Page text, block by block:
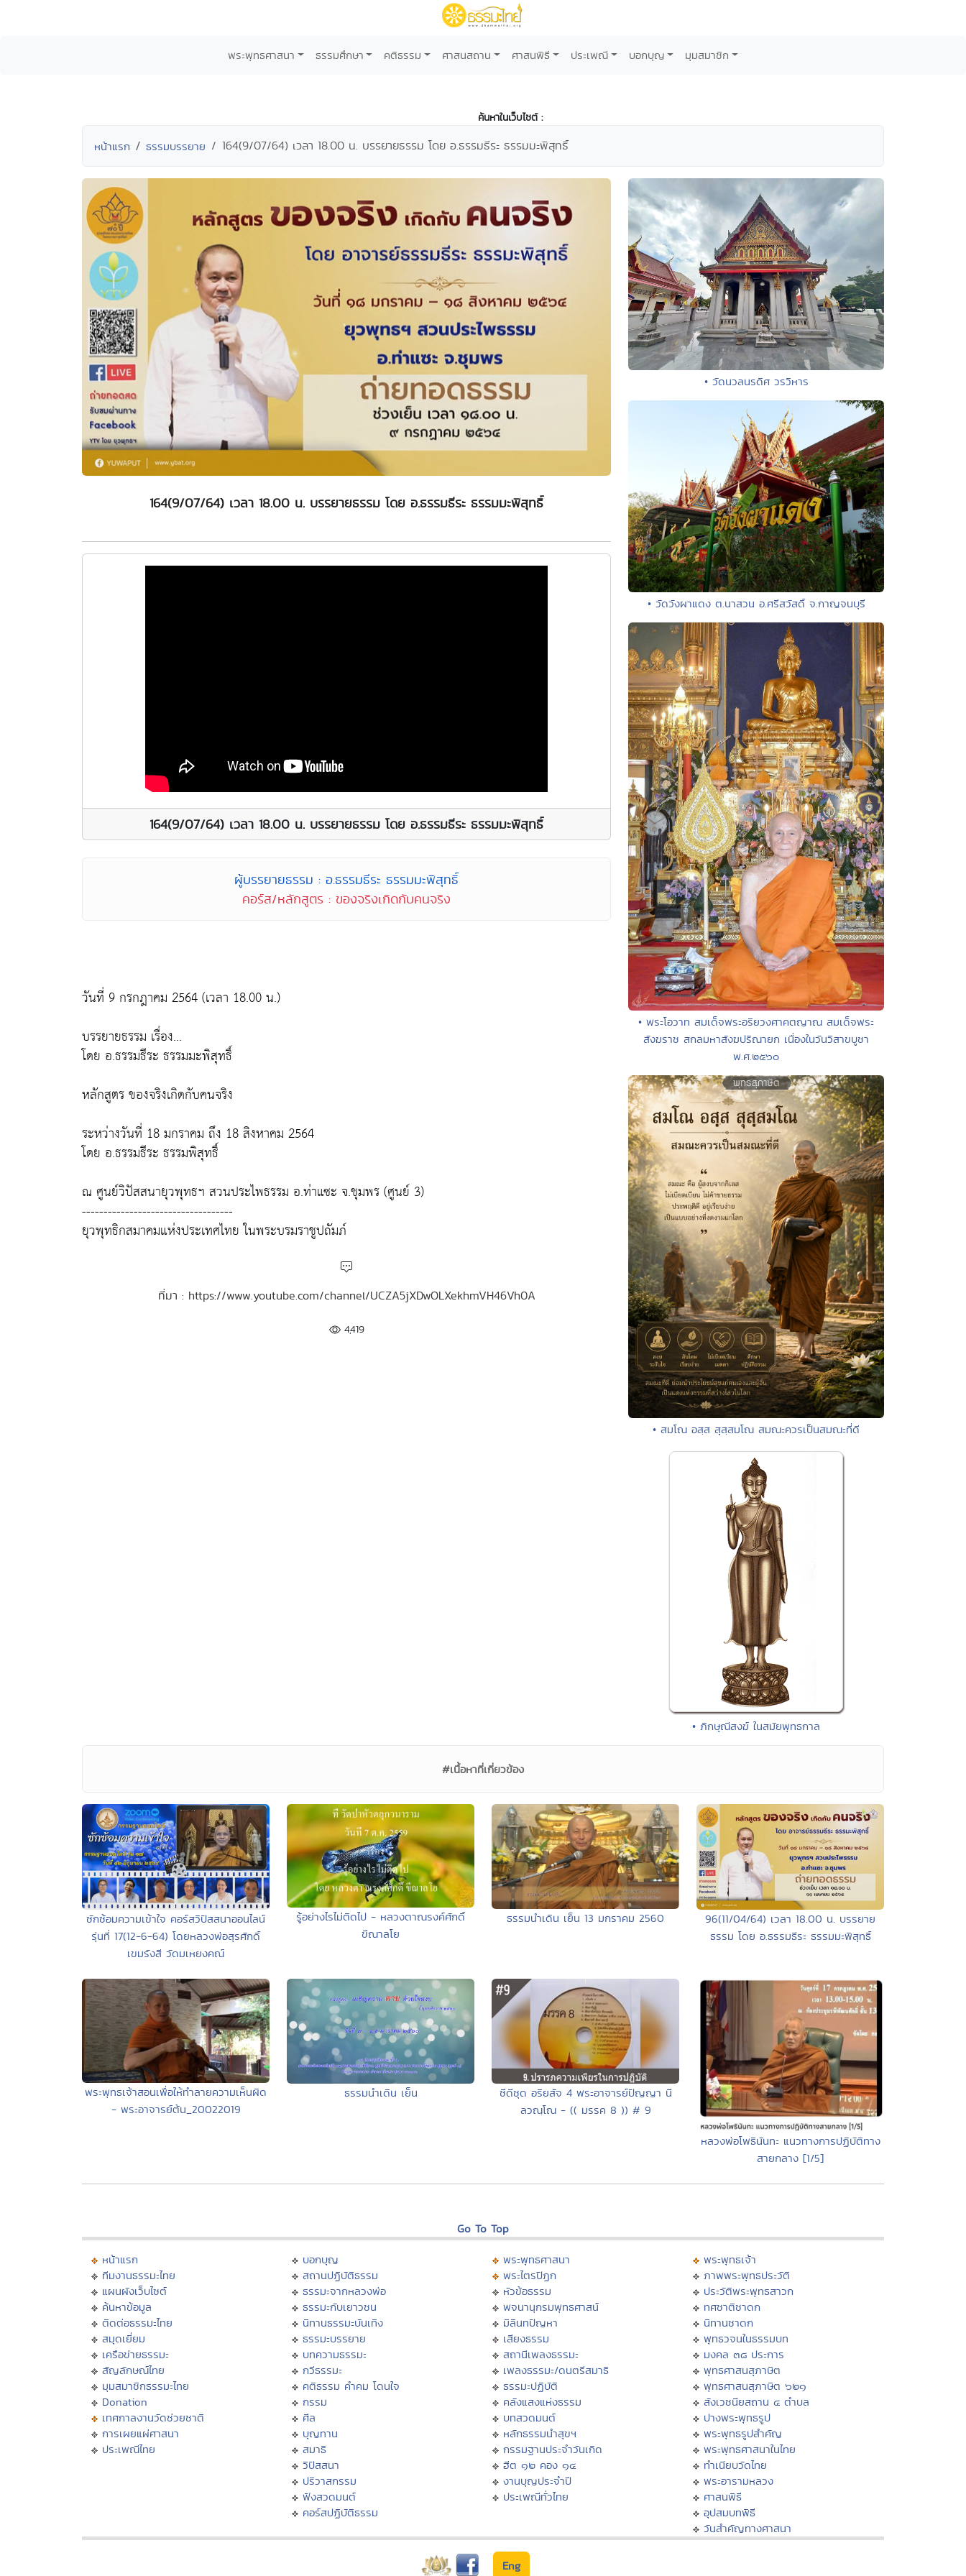
พระพุทธศาสนา ธรรมศึกษา คติธรรม ศาสนสถาน ศาสนพิธี ประเพณี บอกบุญ มุมสมาชิก
ค้นหาในเว็บไซต์ :
หน้าแรก ธรรมบรรยาย 164(9/07/64) เวลา 18.00 น. บรรยายธรรม โดย อ.ธรรมธีระ ธรรมมะพิสุทธิ์
164(9/07/64) เวลา 18.00 น. บรรยายธรรม โดย อ.ธรรมธีระ ธรรมมะพิสุทธิ์
164(9/07/64) เวลา 18.00 น. บรรยายธรรม โดย อ.ธรรมธีระ ธรรมมะพิสุทธิ์
ผู้บรรยายธรรม : อ.ธรรมธีระ ธรรมมะพิสุทธิ์
คอร์ส/หลักสูตร : ของจริงเกิดกับคนจริง
วันที่ 9 กรกฎาคม 2564 (เวลา 18.00 น.)
บรรยายธรรม เรื่อง...
โดย อ.ธรรมธีระ ธรรมมะพิสุทธิ์
หลักสูตร ของจริงเกิดกับคนจริง
ระหว่างวันที่ 18 มกราคม ถึง 18 สิงหาคม 2564
โดย อ.ธรรมธีระ ธรรมพิสุทธิ์
ณ ศูนย์วิปัสสนายุวพุทธฯ สวนประไพธรรม อ.ท่าแซะ จ.ชุมพร (ศูนย์ 3)
-----------------------------------
ยุวพุทธิกสมาคมแห่งประเทศไทย ในพระบรมราชูปถัมภ์
ที่มา : https://www.youtube.com/channel/UCZA5jXDwOLXekhmVH46Vh0A
4,419
• วัดนวลนรดิศ วรวิหาร
• วัดวังผาแดง ต.นาสวน อ.ศรีสวัสดิ์ จ.กาญจนบุรี
• พระโอวาท สมเด็จพระอริยวงศาคตญาณ สมเด็จพระ
สังฆราช สกลมหาสังฆปริณายก เนื่องในวันวิสาขบูชา
พ.ศ.๒๕๖๐
• สมโณ อสฺส สุสฺสมโณ สมณะควรเป็นสมณะที่ดี
• ภิกษุณีสงฆ์ ในสมัยพุทธกาล
#เนื้อหาที่เกี่ยวข้อง
ซักซ้อมความเข้าใจ คอร์สวิปัสสนาออนไลน์
รุ่นที่ 17(12-6-64) โดยหลวงพ่อสุรศักดิ์
เขมรังสี วัดมเหยงคณ์
รู้อย่างไรไม่ติดไป - หลวงตาณรงค์ศักดิ์
ขีณาลโย
ธรรมนำเดิน เย็น 13 มกราคม 2560
96(11/04/64) เวลา 18.00 น. บรรยาย
ธรรม โดย อ.ธรรมธีระ ธรรมมะพิสุทธิ์
พระพุทธเจ้าสอนเพื่อให้ทำลายความเห็นผิด
- พระอาจารย์ต้น_20022019
ธรรมนำเดิน เย็น
ซีดีชุด อริยสัจ 4 พระอาจารย์ปัญญา นี
ลวณฺโณ - (( มรรค 8 )) # 9
หลวงพ่อโพธินันทะ แนวทางการปฏิบัติทาง
สายกลาง [1/5]
Go To Top
หน้าแรก
ทีมงานธรรมะไทย
แผนผังเว็บไซต์
ค้นหาข้อมูล
ติดต่อธรรมะไทย
สมุดเยี่ยม
เครือข่ายธรรมะ
สัญลักษณ์ไทย
มุมสมาชิกธรรมะไทย
Donation
เทศกาลงานวัดช่วยชาติ
การเผยแผ่ศาสนา
ประเพณีไทย
บอกบุญ
สถานปฏิบัติธรรม
ธรรมะจากหลวงพ่อ
ธรรมะกับเยาวชน
นิทานธรรมะบันเทิง
ธรรมะบรรยาย
บทความธรรมะ
กวีธรรมะ
คติธรรม คำคม โดนใจ
กรรม
ศีล
บุญทาน
สมาธิ
วิปัสสนา
ปริวาสกรรม
ฟังสวดมนต์
คอร์สปฏิบัติธรรม
พระพุทธศาสนา
พระไตรปิฏก
หัวข้อธรรม
พจนานุกรมพุทธศาสน์
มิลินทปัญหา
เสียงธรรม
สถานีเพลงธรรมะ
เพลงธรรมะ/ดนตรีสมาธิ
ธรรมะปฏิบัติ
คลังแสงแห่งธรรม
บทสวดมนต์
หลักธรรมนำสุขฯ
กรรมฐานประจำวันเกิด
ฮีต ๑๒ คอง ๑๔
งานบุญประจำปี
ประเพณีทั่วไทย
พระพุทธเจ้า
ภาพพระพุทธประวัติ
ประวัติพระพุทธสาวก
ทศชาติชาดก
นิทานชาดก
พุทธวจนในธรรมบท
มงคล ๓๘ ประการ
พุทธศาสนสุภาษิต
พุทธศาสนสุภาษิต ๖๒๑
สังเวชนียสถาน ๔ ตำบล
ปางพระพุทธรูป
พระพุทธรูปสำคัญ
พระพุทธศาสนาในไทย
ทำเนียบวัดไทย
พระอารามหลวง
ศาสนพิธี
อุปสมบทพิธี
วันสำคัญทางศาสนา
Eng